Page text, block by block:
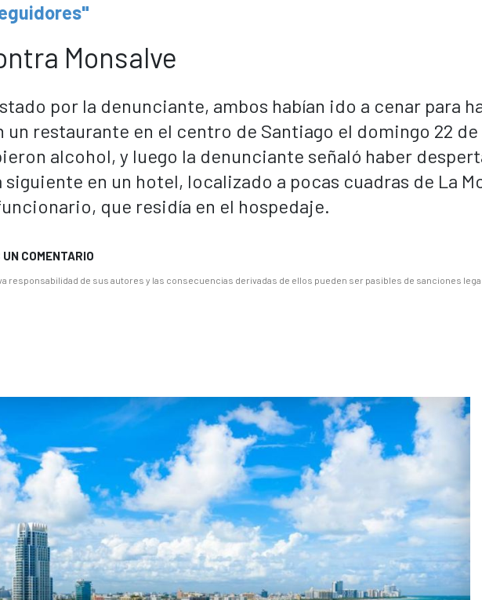
Monsalve
por la denunciante, ambos habían ido a cenar para
un restaurante en el centro de Santiago el domingo 22 de
alcohol, y luego la denunciante señaló haber
en un hotel, localizado a pocas cuadras de La
que residía en el hospedaje.
COMENTARIO
responsabilidad de sus autores y las consecuencias derivadas de ellos pueden ser pasibles de sanciones